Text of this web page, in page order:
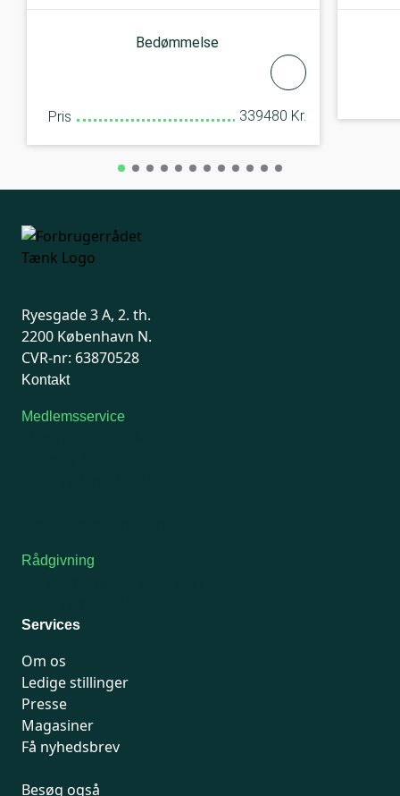
Bedømmelse
Pris 339480 Kr.
Ryesgade 3 A, 2. th.
2200 København N.
CVR-nr: 63870528
Kontakt
Medlemsservice
Rådgivning
Services
Om os
Ledige stillinger
Presse
Magasiner
Få nyhedsbrev
Besøg også